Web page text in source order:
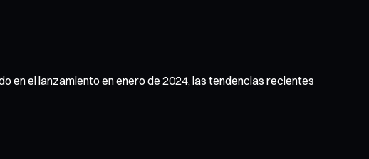
en el lanzamiento en enero de 2024, las tendencias recientes